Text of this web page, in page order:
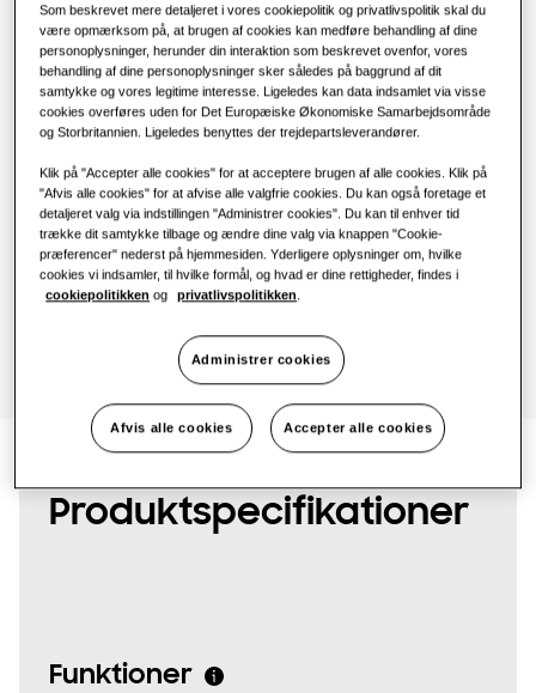
Hoteller
Detail
Kontor
Bæredygtighed
One Samsung
SmartThings Pro
1.7kW 2.2kW 2.8kW 3.6kW
4.5kW 5.6kW 7.1kW
1 fase
Kontakt Samsung
Produktspecifikationer
Funktioner
Som beskrevet mere detaljeret i vores cookiepolitik og privatlivspolitik skal du
være opmærksom på, at brugen af cookies kan medføre behandling af dine
personoplysninger, herunder din interaktion som beskrevet ovenfor, vores
behandling af dine personoplysninger sker således på baggrund af dit
samtykke og vores legitime interesse. Ligeledes kan data indsamlet via visse
cookies overføres uden for Det Europæiske Økonomiske Samarbejdsområde
og Storbritannien. Ligeledes benyttes der trejdepartsleverandører.
Klik på "Accepter alle cookies" for at acceptere brugen af alle cookies. Klik på
"Afvis alle cookies" for at afvise alle valgfrie cookies. Du kan også foretage et
detaljeret valg via indstillingen "Administrer cookies". Du kan til enhver tid
trække dit samtykke tilbage og ændre dine valg via knappen "Cookie-
præferencer" nederst på hjemmesiden. Yderligere oplysninger om, hvilke
cookies vi indsamler, til hvilke formål, og hvad er dine rettigheder, findes i
cookiepolitikken og privatlivspolitikken
Administrer cookies
Afvis alle cookies Accepter alle cookies